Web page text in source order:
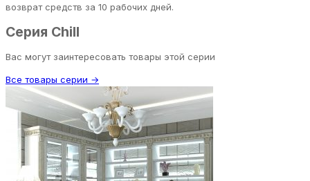
возврат средств за 10 рабочих дней.
Серия Chill
Вас могут заинтересовать товары этой серии
Все товары серии →